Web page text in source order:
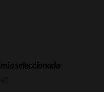
seleccionada
€